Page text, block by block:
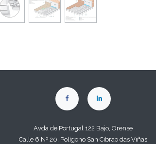
Avda de Portugal 122 Bajo, Orense
Calle 6 Nº 20, Polígono San Cibrao das Viñas